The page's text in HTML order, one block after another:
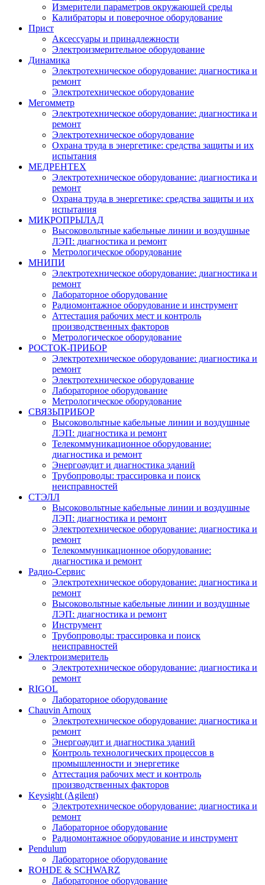
Измерители параметров окружающей среды
Калибраторы и поверочное оборудование
Прист
Аксессуары и принадлежности
Электроизмерительное оборудование
Динамика
Электротехническое оборудование: диагностика и
ремонт
Электротехническое оборудование
Мегомметр
Электротехническое оборудование: диагностика и
ремонт
Электротехническое оборудование
Охрана труда в энергетике: средства защиты и их
испытания
МЕДРЕНТЕХ
Электротехническое оборудование: диагностика и
ремонт
Охрана труда в энергетике: средства защиты и их
испытания
МИКРОПРЫЛАД
Высоковольтные кабельные линии и воздушные
ЛЭП: диагностика и ремонт
Метрологическое оборудование
МНИПИ
Электротехническое оборудование: диагностика и
ремонт
Лабораторное оборудование
Радиомонтажное оборудование и инструмент
Аттестация рабочих мест и контроль
производственных факторов
Метрологическое оборудование
РОСТОК-ПРИБОР
Электротехническое оборудование: диагностика и
ремонт
Электротехническое оборудование
Лабораторное оборудование
Метрологическое оборудование
СВЯЗЬПРИБОР
Высоковольтные кабельные линии и воздушные
ЛЭП: диагностика и ремонт
Телекоммуникационное оборудование:
диагностика и ремонт
Энергоаудит и диагностика зданий
Трубопроводы: трассировка и поиск
неисправностей
СТЭЛЛ
Высоковольтные кабельные линии и воздушные
ЛЭП: диагностика и ремонт
Электротехническое оборудование: диагностика и
ремонт
Телекоммуникационное оборудование:
диагностика и ремонт
Радио-Cервис
Электротехническое оборудование: диагностика и
ремонт
Высоковольтные кабельные линии и воздушные
ЛЭП: диагностика и ремонт
Инструмент
Трубопроводы: трассировка и поиск
неисправностей
Электроизмеритель
Электротехническое оборудование: диагностика и
ремонт
RIGOL
Лабораторное оборудование
Chauvin Arnoux
Электротехническое оборудование: диагностика и
ремонт
Энергоаудит и диагностика зданий
Контроль технологических процессов в
промышленности и энергетике
Аттестация рабочих мест и контроль
производственных факторов
Keysight (Agilent)
Электротехническое оборудование: диагностика и
ремонт
Лабораторное оборудование
Радиомонтажное оборудование и инструмент
Pendulum
Лабораторное оборудование
ROHDE & SCHWARZ
Лабораторное оборудование